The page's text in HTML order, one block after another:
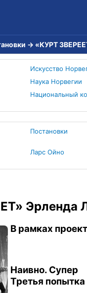
→ «КУРТ
Искусство
Наука Норвегии
Национальный
Постановки
Ларс Ойно
Эрленда
В рамках
Наивно. Супер
Третья